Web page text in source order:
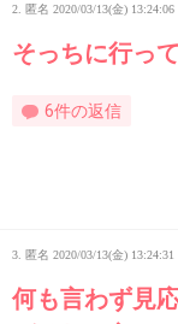
2. 匿名 2020/03/13(金) 13:24:06
そっちに行っ
6件の返信
3. 匿名 2020/03/13(金) 13:24:31
何も言わず見